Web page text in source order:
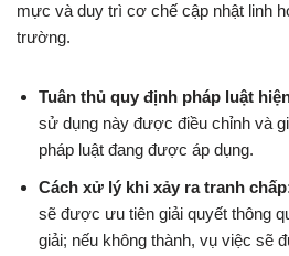
mực và duy trì cơ chế cập nhật linh
trường.
Tuân thủ quy định pháp luật
sử dụng này được điều chỉnh và
pháp luật đang được áp dụng.
Cách xử lý khi xảy ra tranh
sẽ được ưu tiên giải quyết thông
giải; nếu không thành, vụ việc sẽ